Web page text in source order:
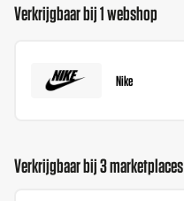
Verkrijgbaar bij 1 webshop
Nike
Verkrijgbaar bij 3 marketplaces